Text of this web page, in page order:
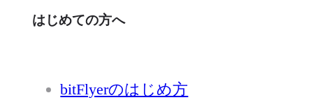
はじめての方へ
bitFlyerのはじめ方